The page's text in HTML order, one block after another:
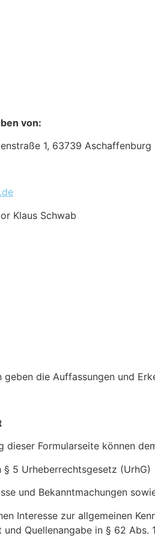
von:
1, 63739 Aschaffenburg
Klaus Schwab
die Auffassungen und
dieser Formularseite können
5 Urheberrechtsgesetz (UrhG)
und Bekanntmachungen
Interesse zur allgemeinen
Quellenangabe in § 62